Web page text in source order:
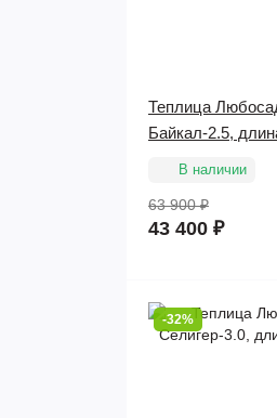
Теплица
Байкал-2.5,
В наличии
63 900 ₽
43 400 ₽
-32%